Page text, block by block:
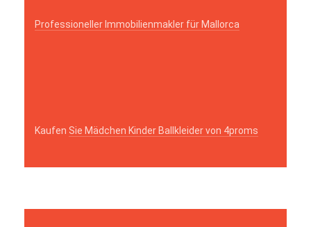
Professioneller Immobilienmakler für Mallorca
Kaufen Sie Mädchen Kinder Ballkleider von 4proms